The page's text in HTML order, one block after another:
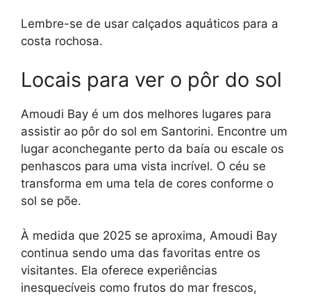
Lembre-se de usar calçados aquáticos para a
costa rochosa.
Locais para ver o pôr do sol
Amoudi Bay é um dos melhores lugares para
assistir ao pôr do sol em Santorini. Encontre um
lugar aconchegante perto da baía ou escale os
penhascos para uma vista incrível. O céu se
transforma em uma tela de cores conforme o
sol se põe.
À medida que 2025 se aproxima, Amoudi Bay
continua sendo uma das favoritas entre os
visitantes. Ela oferece experiências
inesquecíveis como frutos do mar frescos,